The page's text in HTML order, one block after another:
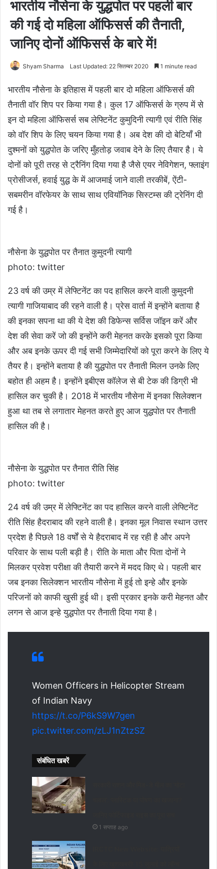
भारतीय नौसेना के युद्धपोत पर पहली बार
की गई दो महिला ऑफिसर्स की तैनाती,
जानिए दोनों ऑफिसर्स के बारे में!
Shyam Sharma Last Updated: 22 सितम्बर 2020 1 minute read
भारतीय नौसेना के इतिहास में पहली बार दो महिला ऑफिसर्स की
तैनाती वॉर शिप पर किया गया है। कुल 17 ऑफिसर्स के ग्रुप में से
इन दो महिला ऑफिसर्स सब लेफ्टिनेंट कुमुदिनी त्‍यागी एवं रीति सिंह
को वॉर शिप के लिए चयन किया गया है। अब देश की दो बेटियाँ भी
दुश्मनों को युद्धपोत के जरिए मुँहतोड़ जवाब देने के लिए तैयार है। ये
दोनों को पूरी तरह से ट्रैनिंग दिया गया है जैसे एयर नेविगेशन, फ्लाइंग
प्रोसीजर्स, हवाई युद्ध के में आजमाई जाने वाली तरकीबें, ऐंटी-
सबमरीन वॉरफेयर के साथ साथ एवियॉनिक सिस्‍टम्‍स की ट्रेनिंग दी
गई है।
नौसेना के युद्धपोत पर तैनात कुमुदनी त्यागी
photo: twitter
23 वर्ष की उम्र में लेफ्टिनेंट का पद हासिल करने वाली कुमुदनी
त्यागी गाजियाबाद की रहने वाली है। प्रेस वार्ता में इन्होंने बताया है
की इनका सपना था की ये देश की डिफेन्स सर्विस जॉइन करें और
देश की सेवा करें जो की इन्होंने करी मेहनत करके इसको पूरा किया
और अब इनके ऊपर दी गई सभी जिम्मेदारियों को पूरा करने के लिए ये
तैयर है। इन्होंने बताया है की युद्धपोत पर तैनाती मिलन उनके लिए
बहोत ही अहम है। इन्होंने इबीएस कॉलेज से बी टेक की डिग्री भी
हासिल कर चुकी है। 2018 में भारतीय नौसेना में इनका सिलेक्शन
हुआ था तब से लगातार मेहनत करते हुए आज युद्धपोत पर तैनाती
हासिल की है।
नौसेना के युद्धपोत पर तैनात रीति सिंह
photo: twitter
24 वर्ष की उम्र में लेफ्टिनेंट का पद हासिल करने वाली लेफ्टिनेंट
रीति सिंह हैदराबाद की रहने वाली है। इनका मूल निवास स्थान उत्तर
प्रदेश है पिछले 18 वर्षों से ये हैदराबाद में रह रही है और अपने
परिवार के साथ पली बड़ी है। रीति के माता और पिता दोनों ने
मिलकर प्रवेश परीक्षा की तैयारी करने में मदद किए थे। पहली बार
जब इनका सिलेक्शन भारतीय नौसेना में हुई तो इन्हे और इनके
परिजनों को काफी खुसी हुई थी। इसी प्रकार इनके करी मेहनत और
लगन से आज इन्हे युद्धपोत पर तैनाती दिया गया है।
Women Officers in Helicopter Stream
of Indian Navy
https://t.co/P6kS9W7gen
pic.twitter.com/zLJ1nZtzSZ
संबंधित खबरें
1 सप्ताह ago